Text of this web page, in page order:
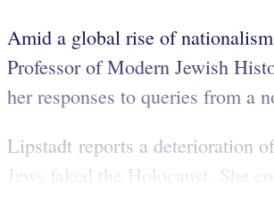
Amid a global rise of
Professor of Modern Jewish
her responses to queries from a
Lipstadt reports a deterioration
Jews faked the Holocaust. She